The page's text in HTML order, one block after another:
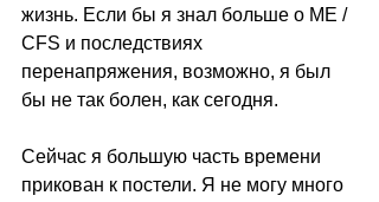
жизнь. Если бы я знал больше о ME /
CFS и последствиях
перенапряжения, возможно, я был
бы не так болен, как сегодня.
Сейчас я большую часть времени
прикован к постели. Я не могу много